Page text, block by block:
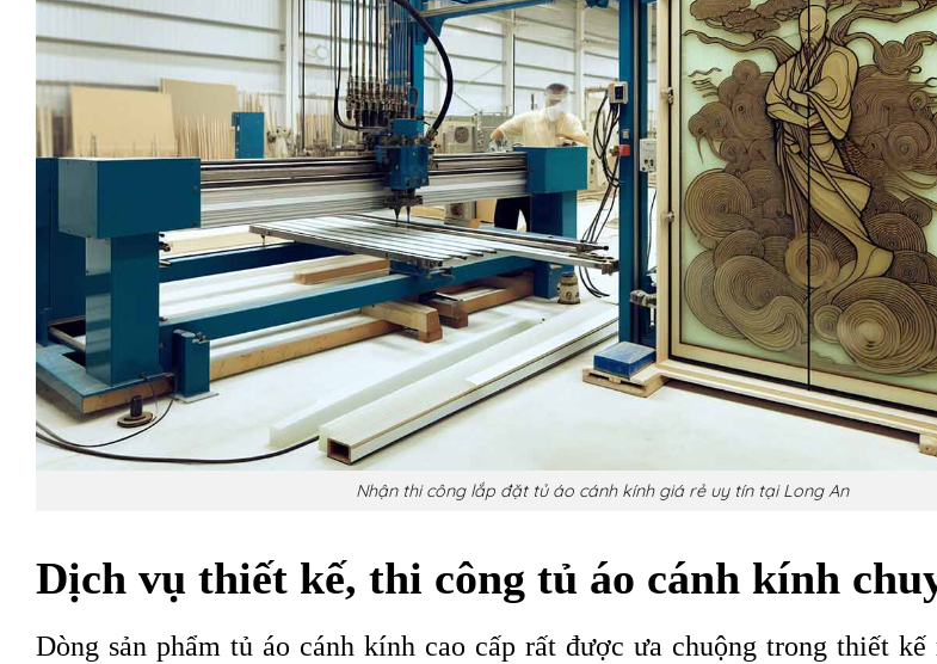
Nhận thi công lắp đặt tủ áo cánh kính giá rẻ uy tín tại Long An
Dịch vụ thiết kế, thi công tủ áo cánh kính
Dòng sản phẩm tủ áo cánh kính cao cấp rất được ưa chuộng trong thiết